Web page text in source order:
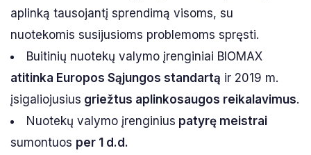
aplinką tausojantį sprendimą visoms, su
nuotekomis susijusioms problemoms spręsti.
Buitinių nuotekų valymo įrenginiai BIOMAX
atitinka Europos Sąjungos standartą ir 2019 m.
įsigaliojusius griežtus aplinkosaugos reikalavimus.
Nuotekų valymo įrenginius patyrę meistrai
sumontuos per 1 d.d.